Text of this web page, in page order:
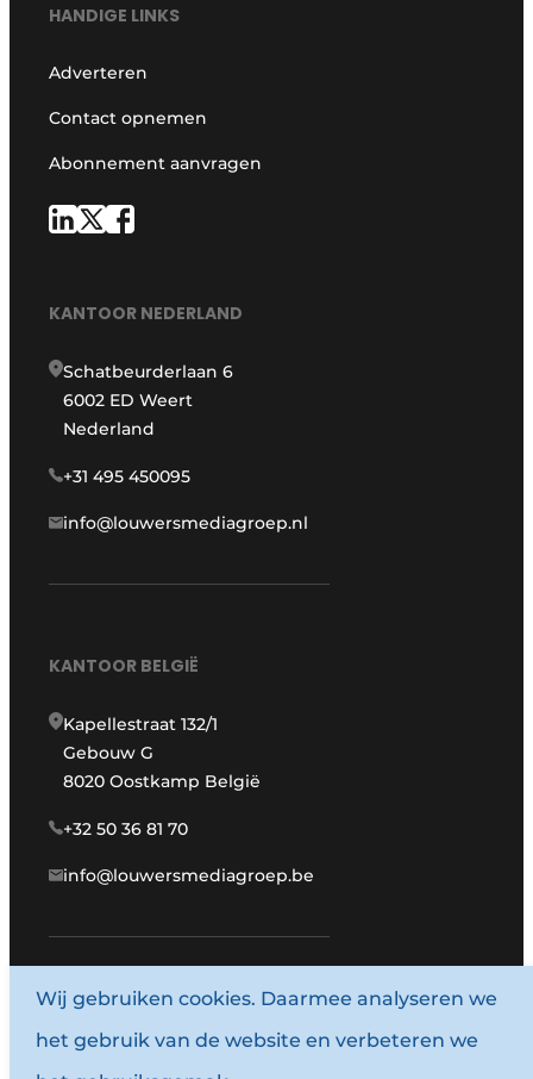
HANDIGE LINKS
Adverteren
Contact opnemen
Abonnement aanvragen
KANTOOR NEDERLAND
Schatbeurderlaan 6
6002 ED Weert
Nederland
+31 495 450095
info@louwersmediagroep.nl
KANTOOR BELGIË
Kapellestraat 132/1
Gebouw G
8020 Oostkamp België
+32 50 36 81 70
info@louwersmediagroep.be
www.louwersmediagroep.com
© 1987 - 2026 Louwersmediagroep.
Wij gebruiken cookies. Daarmee analyseren we
het gebruik van de website en verbeteren we